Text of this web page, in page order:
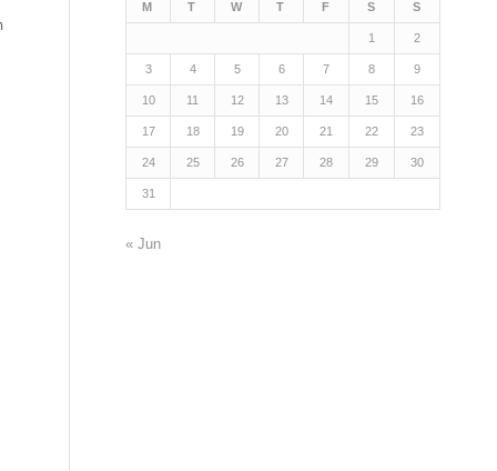
M T W T F S S
1 2
3 4 5 6 7 8 9
10 11 12 13 14 15 16
17 18 19 20 21 22 23
24 25 26 27 28 29 30
31
« Jun